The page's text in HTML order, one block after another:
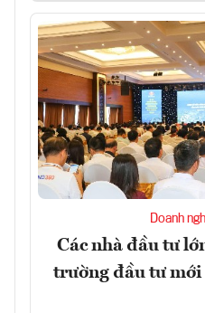
Doanh
Các nhà đầu tư
trường đầu tư mới